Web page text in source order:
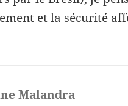
et la sécurité
Malandra